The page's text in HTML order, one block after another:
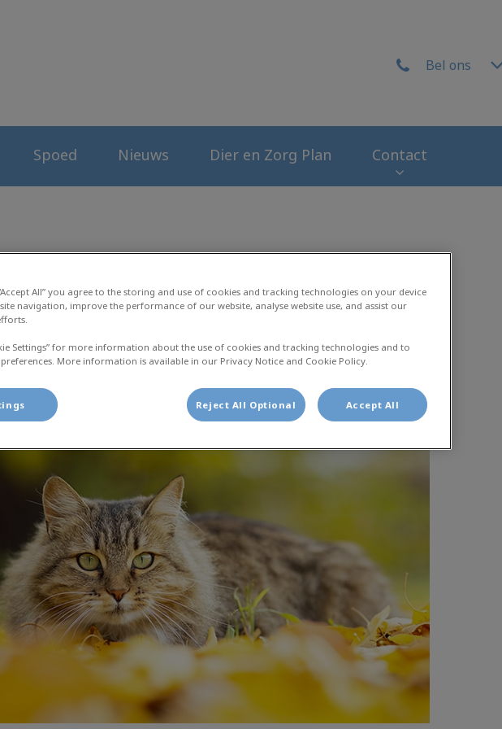
Bel ons
Spoed Nieuws Dier en Zorg Plan Contact
Najaarskriebels
sep 02 2024, 09:21
All” you agree to the storing and use of cookies and tracking technologies on your device
navigation, improve the performance of our website, analyse website use, and assist our
Settings” for more information about the use of cookies and tracking technologies and to
More information is available in our Privacy Notice and Cookie Policy.
Reject All Optional Accept All